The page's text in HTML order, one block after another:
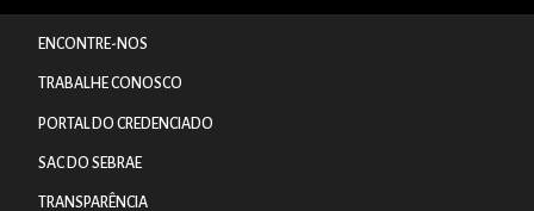
ENCONTRE-NOS
TRABALHE CONOSCO
PORTAL DO CREDENCIADO
SAC DO SEBRAE
TRANSPARÊNCIA